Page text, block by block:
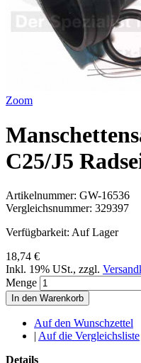
Zoom
C25/J5
Artikelnummer: GW-16536
Vergleichsnummer: 329397
Verfügbarkeit: Auf Lager
18,74 €
Inkl. 19% USt., zzgl.
Menge
In den Warenkorb
Auf den Wunschzettel
| Auf die Vergleichsliste
Details